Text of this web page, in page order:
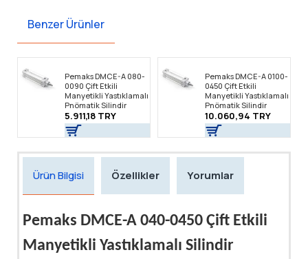
Benzer Ürünler
Pemaks DMCE-A 080-
0090 Çift Etkili
Manyetikli Yastıklamalı
Pnömatik Silindir
5.911,18 TRY
Pemaks DMCE-A 0100-
0450 Çift Etkili
Manyetikli Yastıklamalı
Pnömatik Silindir
10.060,94 TRY
Ürün Bilgisi Özellikler Yorumlar
Pemaks DMCE-A 040-0450 Çift Etkili
Manyetikli Yastıklamalı Silindir